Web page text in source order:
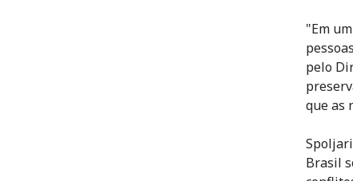
"Em
pelo
que as
Brasil